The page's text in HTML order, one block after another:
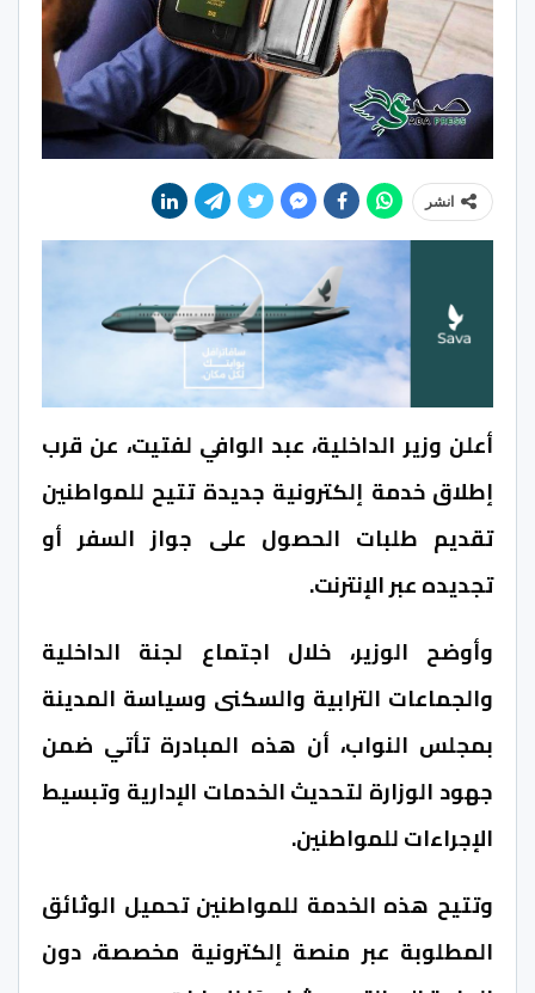
انشر
أعلن وزير الداخلية، عبد الوافي لفتيت، عن قرب
إطلاق خدمة إلكترونية جديدة تتيح للمواطنين
تقديم طلبات الحصول على جواز السفر أو
تجديده عبر الإنترنت.
وأوضح الوزير، خلال اجتماع لجنة الداخلية
والجماعات الترابية والسكنى وسياسة المدينة
بمجلس النواب، أن هذه المبادرة تأتي ضمن
جهود الوزارة لتحديث الخدمات الإدارية وتبسيط
الإجراءات للمواطنين.
وتتيح هذه الخدمة للمواطنين تحميل الوثائق
المطلوبة عبر منصة إلكترونية مخصصة، دون